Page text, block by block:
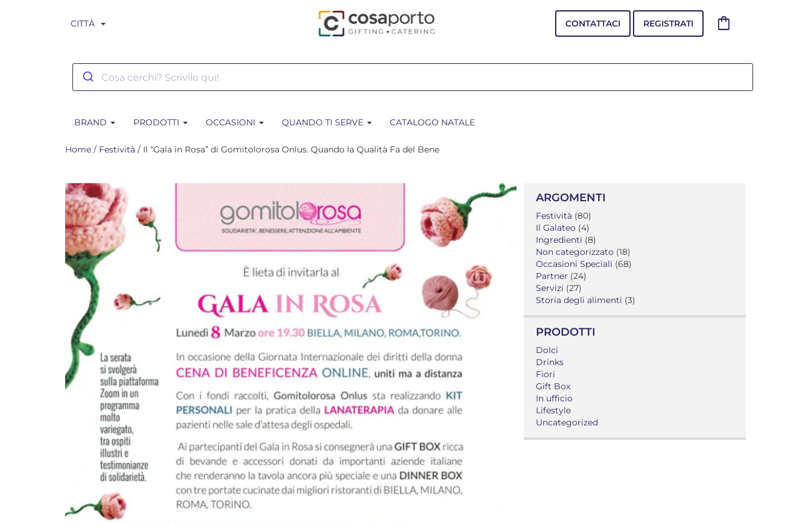
CITTÀ CONTATTACI REGISTRATI shopping_bag
BRAND PRODOTTI OCCASIONI QUANDO TI SERVE CATALOGO NATALE
Home / Festività / Il “Gala in Rosa” di Gomitolorosa Onlus. Quando la Qualità Fa del Bene
ARGOMENTI
Festività (80)
Il Galateo (4)
Ingredienti (8)
Non categorizzato (18)
Occasioni Speciali (68)
Partner (24)
Servizi (27)
Storia degli alimenti (3)
PRODOTTI
Dolci
Drinks
Fiori
Gift Box
In ufficio
Lifestyle
Uncategorized